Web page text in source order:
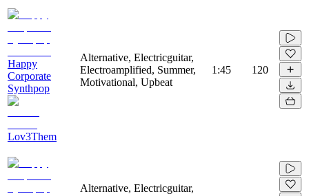
Happy
Corporate
Synthpop
Lov3Them
Alternative, Electricguitar,
Electroamplified, Summer,
Motivational, Upbeat
1:45 120
Alternative, Electricguitar,